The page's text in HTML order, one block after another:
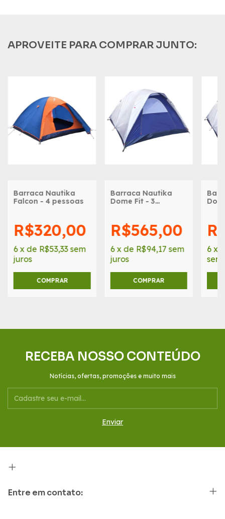
APROVEITE PARA COMPRAR JUNTO:
Barraca Nautika
Falcon - 4 pessoas
R$320,00
6 x de R$53,33 sem
juros
Barraca Nautika
Dome Fit - 3
R$565,00
6 x de R$94,17 sem
juros
6 x
sem
RECEBA NOSSO CONTEÚDO
Notícias, ofertas, promoções e muito mais
Entre em contato: